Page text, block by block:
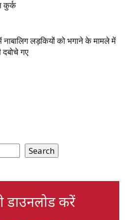
कुर्क
में नाबालिग लड़कियों को भगाने के मामले में
दबोचे गए
Search
करें